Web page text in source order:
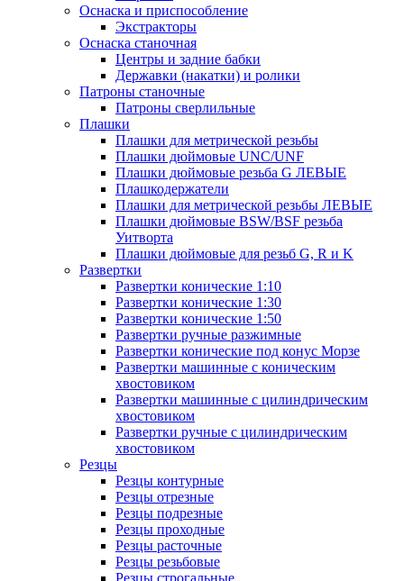
Оснаска и приспособление
Экстракторы
Оснаска станочная
Центры и задние бабки
Державки (накатки) и ролики
Патроны станочные
Патроны сверлильные
Плашки
Плашки для метрической резьбы
Плашки дюймовые UNC/UNF
Плашки дюймовые резьба G ЛЕВЫЕ
Плашкодержатели
Плашки для метрической резьбы ЛЕВЫЕ
Плашки дюймовые BSW/BSF резьба
Уитворта
Плашки дюймовые для резьб G, R и K
Развертки
Развертки конические 1:10
Развертки конические 1:30
Развертки конические 1:50
Развертки ручные разжимные
Развертки конические под конус Морзе
Развертки машинные с коническим
хвостовиком
Развертки машинные с цилиндрическим
хвостовиком
Развертки ручные с цилиндрическим
хвостовиком
Резцы
Резцы контурные
Резцы отрезные
Резцы подрезные
Резцы проходные
Резцы расточные
Резцы резьбовые
Резцы строгальные